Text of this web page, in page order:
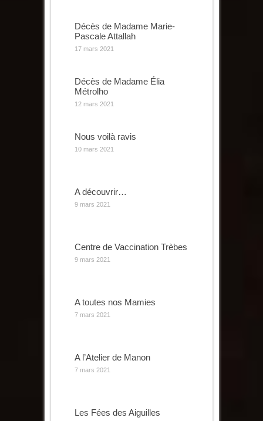
Décès de Madame Marie-
Pascale Attallah
17 mars 2021
Décès de Madame Élia
Métrolho
12 mars 2021
Nous voilà ravis
10 mars 2021
A découvrir…
9 mars 2021
Centre de Vaccination Trèbes
9 mars 2021
A toutes nos Mamies
7 mars 2021
A l’Atelier de Manon
7 mars 2021
Les Fées des Aiguilles